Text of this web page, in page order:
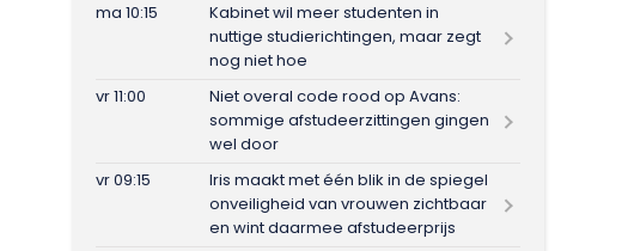
ma 10:15
Kabinet wil meer studenten in
nuttige studierichtingen, maar zegt
nog niet hoe
vr 11:00
Niet overal code rood op Avans:
sommige afstudeerzittingen gingen
wel door
vr 09:15
Iris maakt met één blik in de spiegel
onveiligheid van vrouwen zichtbaar
en wint daarmee afstudeerprijs